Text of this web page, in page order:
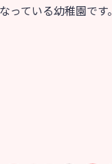
ている幼稚園です。